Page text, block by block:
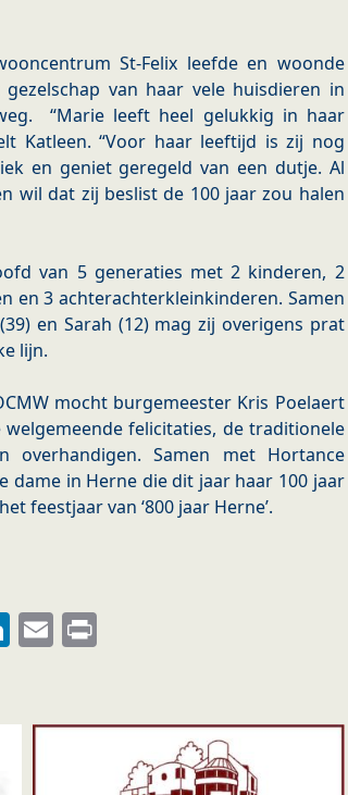
St-Felix leefde en woonde
van haar vele huisdieren in
“Marie leeft heel gelukkig in haar
Katleen. “Voor haar leeftijd is zij nog
en geniet geregeld van een dutje. Al
wil dat zij beslist de 100 jaar zou halen
van 5 generaties met 2 kinderen, 2
en 3 achterachterkleinkinderen. Samen
en Sarah (12) mag zij overigens prat
lijn.
mocht burgemeester Kris Poelaert
felicitaties, de traditionele
overhandigen. Samen met Hortance
dame in Herne die dit jaar haar 100 jaar
feestjaar van ‘800 jaar Herne’.
LinkedIn
Email